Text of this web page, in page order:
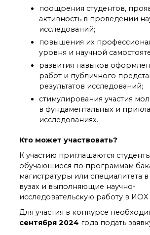
Профком
Документы
Основные
направления
деятельности
Важнейшие
достижения института
Научный Совет РАН
химии
интеллект (ИИ)
в химии
Аддитивные
технологии
Электронная
микроскопия
Награды сотрудников
поощрения студентов,
активность в проведении
исследований;
повышения их
уровня и научной
развития навыков
работ и публичного
результатов исследований;
стимулирования участия
в фундаментальных и
исследованиях.
Кто может участвовать?
К участию приглашаются
обучающиеся по программам
магистратуры или специалитета
вузах и выполняющие научно-
исследовательскую работу в
Для участия в конкурсе
сентября 2024 года подать